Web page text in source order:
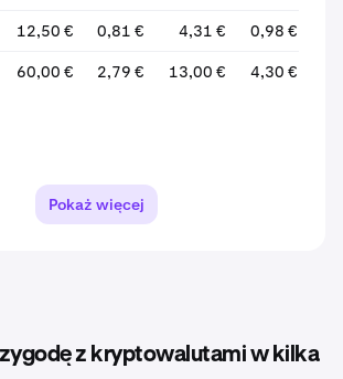
12,50 € 0,81 € 4,31 € 0,98 €
60,00 € 2,79 € 13,00 € 4,30 €
Pokaż więcej
z kryptowalutami w kilka